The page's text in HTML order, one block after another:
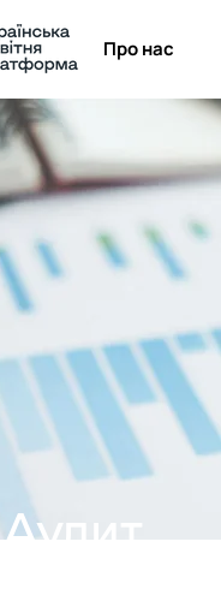
Про нас
Аудит